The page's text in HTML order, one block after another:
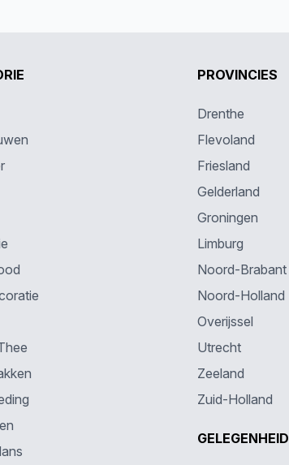
PROVINCIES
Drenthe
Flevoland
Friesland
Gelderland
Groningen
Limburg
Noord-Brabant
Noord-Holland
Overijssel
Utrecht
Zeeland
Zuid-Holland
GELEGENHEID